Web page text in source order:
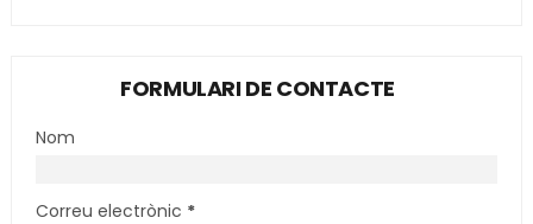
FORMULARI DE CONTACTE
Nom
Correu electrònic *